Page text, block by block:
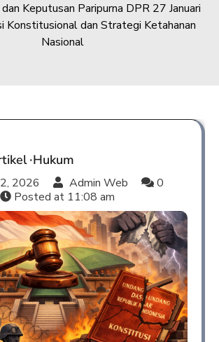
Keputusan Paripurna DPR 27 Januari
Konstitusional dan Strategi Ketahanan
Nasional
Hukum
2026 Admin Web
0
Posted at 11:08 am